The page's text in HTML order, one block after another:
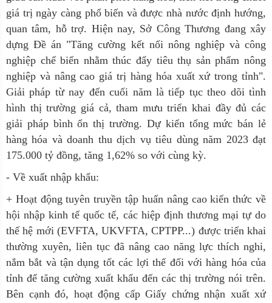
giá trị ngày càng phổ biến và được nhà nước định hướng,
quan tâm, hỗ trợ. Hiện nay, Sở Công Thương đang xây
dựng Đề án "Tăng cường kết nối nông nghiệp và công
nghiệp chế biến nhằm thúc đẩy tiêu thụ sản phẩm nông
nghiệp và nâng cao giá trị hàng hóa xuất xứ trong tỉnh".
Giải pháp từ nay đến cuối năm là tiếp tục theo dõi tình
hình thị trường giá cả, tham mưu triển khai đầy đủ các
giải pháp bình ổn thị trường. Dự kiến tổng mức bán lẻ
hàng hóa và doanh thu dịch vụ tiêu dùng năm 2023 đạt
175.000 tỷ đồng, tăng 1,62% so với cùng kỳ.
- Về xuất nhập khẩu:
+ Hoạt động tuyên truyền tập huấn nâng cao kiến thức về
hội nhập kinh tế quốc tế, các hiệp định thương mại tự do
thế hệ mới (EVFTA, UKVFTA, CPTPP...) được triển khai
thường xuyên, liên tục đã nâng cao năng lực thích nghi,
nắm bắt và tận dụng tốt các lợi thế đối với hàng hóa của
tỉnh để tăng cường xuất khẩu đến các thị trường nói trên.
Bên cạnh đó, hoạt động cấp Giấy chứng nhận xuất xứ